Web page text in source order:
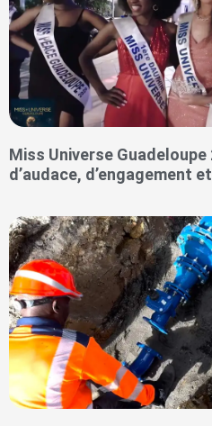
Miss Universe Guadeloupe
d’audace, d’engagement